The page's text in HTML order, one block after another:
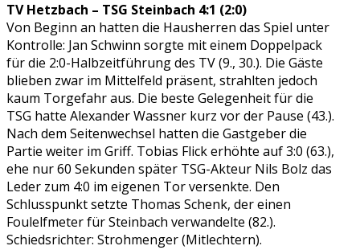
TV Hetzbach – TSG Steinbach 4:1 (2:0)
Von Beginn an hatten die Hausherren das Spiel unter
Kontrolle: Jan Schwinn sorgte mit einem Doppelpack
für die 2:0-Halbzeitführung des TV (9., 30.). Die Gäste
blieben zwar im Mittelfeld präsent, strahlten jedoch
kaum Torgefahr aus. Die beste Gelegenheit für die
TSG hatte Alexander Wassner kurz vor der Pause (43.).
Nach dem Seitenwechsel hatten die Gastgeber die
Partie weiter im Griff. Tobias Flick erhöhte auf 3:0 (63.),
ehe nur 60 Sekunden später TSG-Akteur Nils Bolz das
Leder zum 4:0 im eigenen Tor versenkte. Den
Schlusspunkt setzte Thomas Schenk, der einen
Foulelfmeter für Steinbach verwandelte (82.).
Schiedsrichter: Strohmenger (Mitlechtern).